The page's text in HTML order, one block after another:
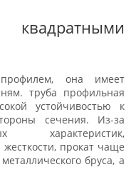
она имеет
труба профильная
устойчивостью к
сечения. Из-за
характеристик,
прокат чаще
бруса, а